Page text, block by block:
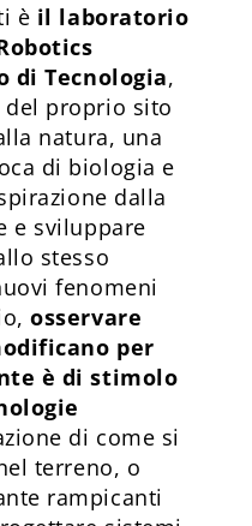
è il laboratorio
di Tecnologia,
del proprio sito
natura, una
di biologia e
dalla
e sviluppare
stesso
fenomeni
osservare
per
è di stimolo
di come si
terreno, o
rampicanti